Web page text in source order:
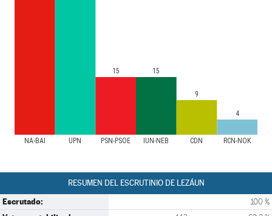
NA-BAI UPN PSN-PSOE IUN-NEB CDN RCN-NOK
15 15
9
4
RESUMEN DEL ESCRUTINIO DE LEZÁUN
Escrutado: 100 %